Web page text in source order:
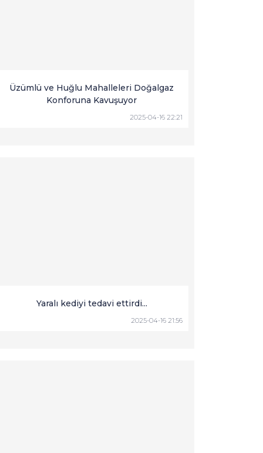
Üzümlü ve Huğlu Mahalleleri Doğalgaz
Konforuna Kavuşuyor
2025-04-16 22:21
Yaralı kediyi tedavi ettirdi...
2025-04-16 21:56